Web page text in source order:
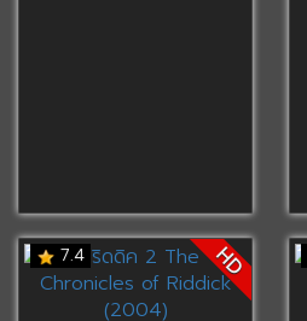
7.4 HD